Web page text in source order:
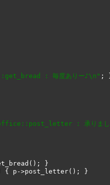
: 毎度ありー♪\n" ;
: 承りまし
();
}
{ p ->post_letter();
}